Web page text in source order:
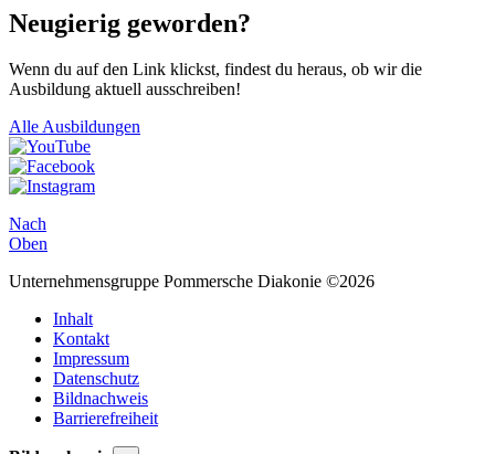
Neugierig geworden?
Wenn du auf den Link klickst, findest du heraus, ob wir die
Ausbildung aktuell ausschreiben!
Alle Ausbildungen
Nach
Oben
Unternehmensgruppe Pommersche Diakonie ©2026
Inhalt
Kontakt
Impressum
Datenschutz
Bildnachweis
Barrierefreiheit